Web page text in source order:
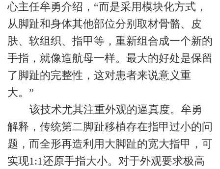
心主任牟勇介绍，“而是采用模块化方式，
从脚趾和身体其他部位分别取材骨骼、皮
肤、软组织、指甲等，重新组合成一个新的
手指，就像造航母一样。最大的好处是保留
了脚趾的完整性，这对患者来说意义重
大。”
该技术尤其注重外观的逼真度。牟勇
解释，传统第二脚趾移植存在指甲过小的问
题，而全形再造利用大脚趾的宽大指甲，可
实现1:1还原手指大小。对于外观要求极高